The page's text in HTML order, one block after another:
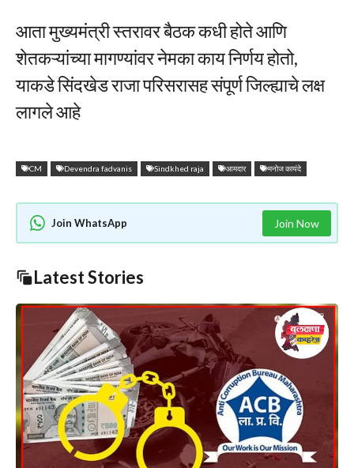
आता मुख्यमंत्री स्तरावर बैठक कधी होते आणि
शेतकऱ्यांच्या मागण्यांवर नेमका काय निर्णय होतो,
याकडे सिंदखेड राजा परिसरासह संपूर्ण जिल्ह्याचे लक्ष
लागले आहे
CM Devendra fadvanis Sindkhed raja आमदार मनोज कायंदे
Join WhatsApp Join Now
Latest Stories